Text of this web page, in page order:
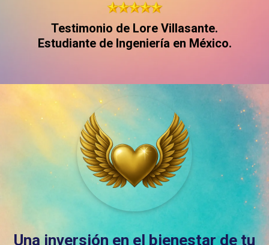
Testimonio de Lore Villasante.
Estudiante de Ingeniería en México.
Una inversión en el bienestar de tu